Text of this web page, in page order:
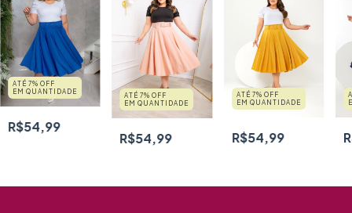
ATÉ 7% OFF
EM QUANTIDADE
R$54,99
ATÉ 7% OFF
EM QUANTIDADE
R$54,99
ATÉ 7% OFF
EM QUANTIDADE
R$54,99